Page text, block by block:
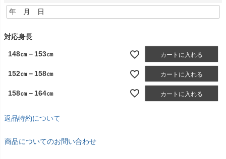
(
必
対応身長
148㎝－153㎝ カートに入れる
152㎝－158㎝ カートに入れる
158㎝－164㎝ カートに入れる
返品特約について
商品についてのお問い合わせ